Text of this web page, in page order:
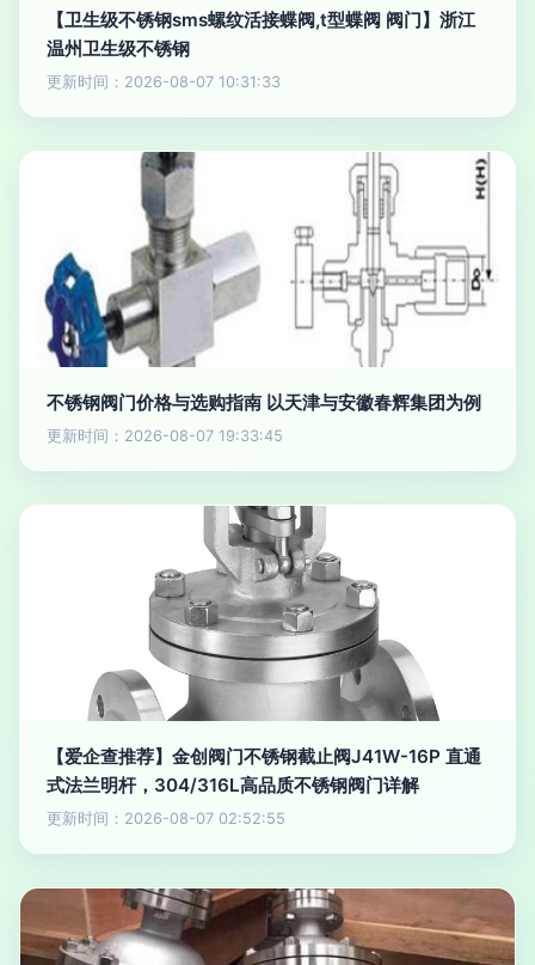
【卫生级不锈钢sms螺纹活接蝶阀,t型蝶阀 阀门】浙江
温州卫生级不锈钢
更新时间：2026-08-07 10:31:33
不锈钢阀门价格与选购指南 以天津与安徽春辉集团为例
更新时间：2026-08-07 19:33:45
【爱企查推荐】金创阀门不锈钢截止阀J41W-16P 直通
式法兰明杆，304/316L高品质不锈钢阀门详解
更新时间：2026-08-07 02:52:55